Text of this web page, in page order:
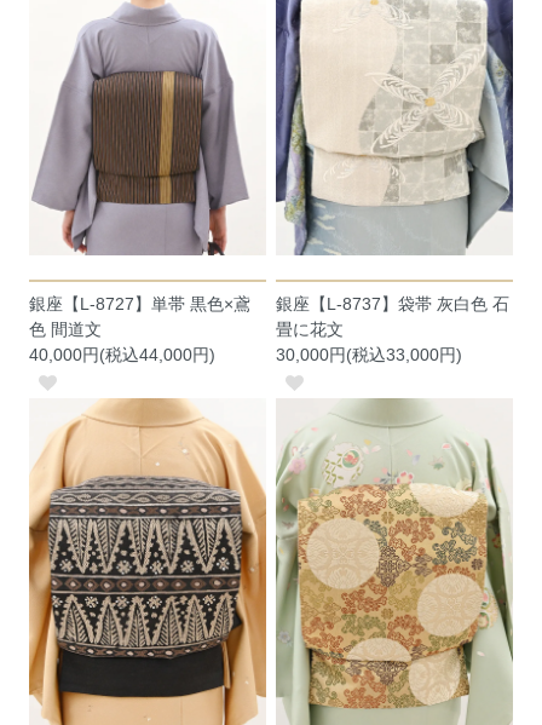
銀座【L-8727】単帯 黒色×鳶
色 間道文
40,000円(税込44,000円)
銀座【L-8737】袋帯 灰白色 石
畳に花文
30,000円(税込33,000円)